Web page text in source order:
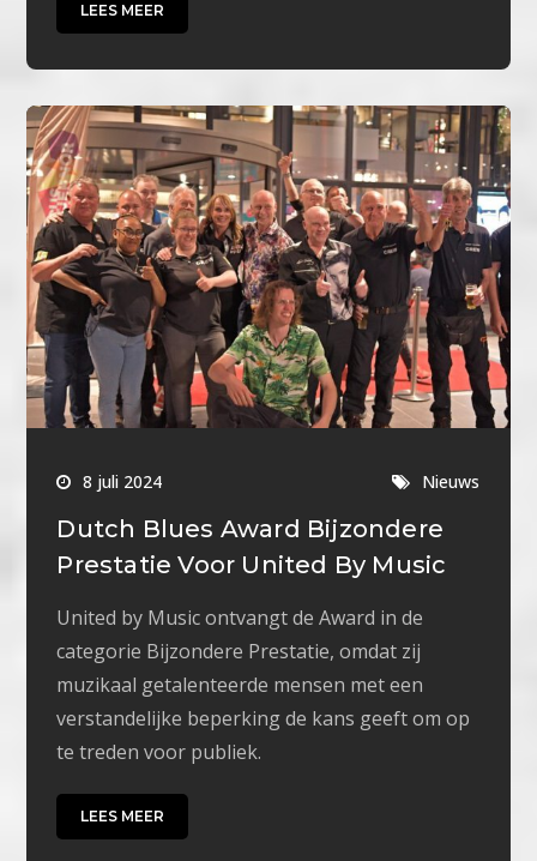
LEES MEER
8 juli 2024 Nieuws
Dutch Blues Award Bijzondere
Prestatie Voor United By Music
United by Music ontvangt de Award in de
categorie Bijzondere Prestatie, omdat zij
muzikaal getalenteerde mensen met een
verstandelijke beperking de kans geeft om op
te treden voor publiek.
LEES MEER